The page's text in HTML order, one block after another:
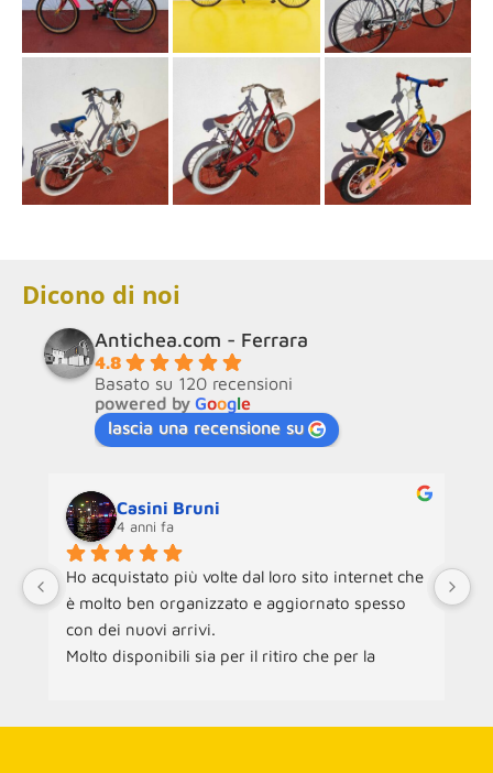
Dicono di noi
Antichea.com - Ferrara
4.8
Basato su 120 recensioni
powered by Google
lascia una recensione su
Casini Bruni
4 anni fa
Ho acquistato più volte dal loro sito internet che
è molto ben organizzato e aggiornato spesso
con dei nuovi arrivi.
Molto disponibili sia per il ritiro che per la